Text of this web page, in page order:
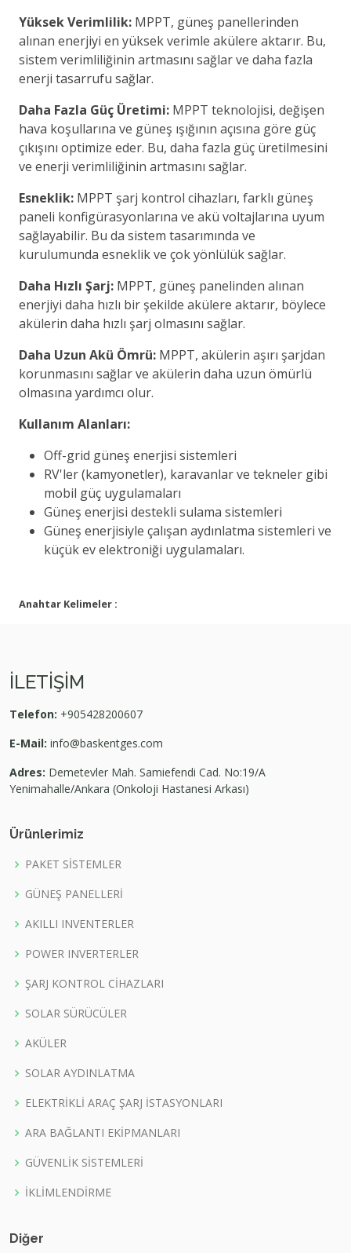
Yüksek Verimlilik: MPPT, güneş panellerinden
alınan enerjiyi en yüksek verimle akülere aktarır. Bu,
sistem verimliliğinin artmasını sağlar ve daha fazla
enerji tasarrufu sağlar.
Daha Fazla Güç Üretimi: MPPT teknolojisi, değişen
hava koşullarına ve güneş ışığının açısına göre güç
çıkışını optimize eder. Bu, daha fazla güç üretilmesini
ve enerji verimliliğinin artmasını sağlar.
Esneklik: MPPT şarj kontrol cihazları, farklı güneş
paneli konfigürasyonlarına ve akü voltajlarına uyum
sağlayabilir. Bu da sistem tasarımında ve
kurulumunda esneklik ve çok yönlülük sağlar.
Daha Hızlı Şarj: MPPT, güneş panelinden alınan
enerjiyi daha hızlı bir şekilde akülere aktarır, böylece
akülerin daha hızlı şarj olmasını sağlar.
Daha Uzun Akü Ömrü: MPPT, akülerin aşırı şarjdan
korunmasını sağlar ve akülerin daha uzun ömürlü
olmasına yardımcı olur.
Kullanım Alanları:
Off-grid güneş enerjisi sistemleri
RV'ler (kamyonetler), karavanlar ve tekneler gibi
mobil güç uygulamaları
Güneş enerjisi destekli sulama sistemleri
Güneş enerjisiyle çalışan aydınlatma sistemleri ve
küçük ev elektroniği uygulamaları.
Anahtar Kelimeler :
İLETİŞİM
Telefon: +905428200607
E-Mail: info@baskentges.com
Adres: Demetevler Mah. Samiefendi Cad. No:19/A
Yenimahalle/Ankara (Onkoloji Hastanesi Arkası)
Ürünlerimiz
PAKET SİSTEMLER
GÜNEŞ PANELLERİ
AKILLI INVENTERLER
POWER INVERTERLER
ŞARJ KONTROL CİHAZLARI
SOLAR SÜRÜCÜLER
AKÜLER
SOLAR AYDINLATMA
ELEKTRİKLİ ARAÇ ŞARJ İSTASYONLARI
ARA BAĞLANTI EKİPMANLARI
GÜVENLİK SİSTEMLERİ
İKLİMLENDİRME
Diğer